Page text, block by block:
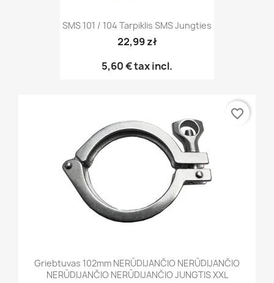
SMS 101 / 104 Tarpiklis SMS Jungties
22,99 zł
5,60 €tax incl.
Griebtuvas 102mm NERŪDIJANČIO NERŪDIJANČIO
NERŪDIJANČIO NERŪDIJANČIO JUNGTIS XXL
favorite_border